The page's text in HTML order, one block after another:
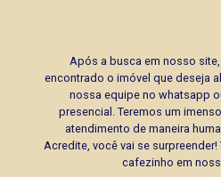
Após a busca em nosso
encontrado o imóvel que deseja
nossa equipe no whatsapp
presencial. Teremos um
atendimento de maneira
Acredite, você vai se
cafezinho em